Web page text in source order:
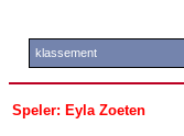
klassement
Speler: Eyla Zoeten